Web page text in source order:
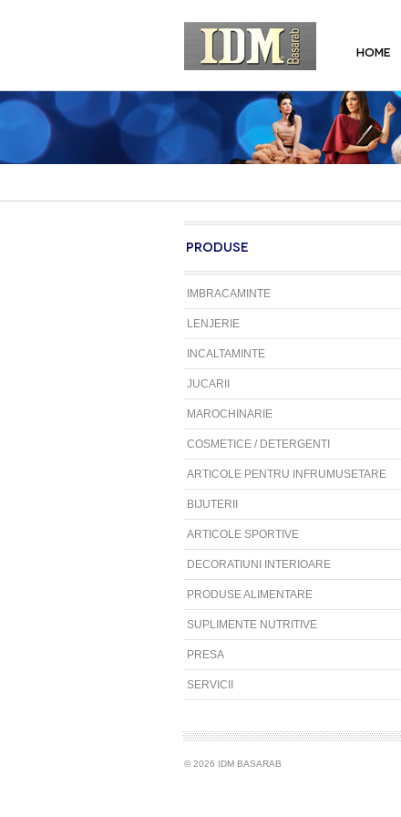
HOME
PRODUSE
IMBRACAMINTE
LENJERIE
INCALTAMINTE
JUCARII
MAROCHINARIE
COSMETICE / DETERGENTI
ARTICOLE PENTRU INFRUMUSETARE
BIJUTERII
ARTICOLE SPORTIVE
DECORATIUNI INTERIOARE
PRODUSE ALIMENTARE
SUPLIMENTE NUTRITIVE
PRESA
SERVICII
© 2026 IDM BASARAB